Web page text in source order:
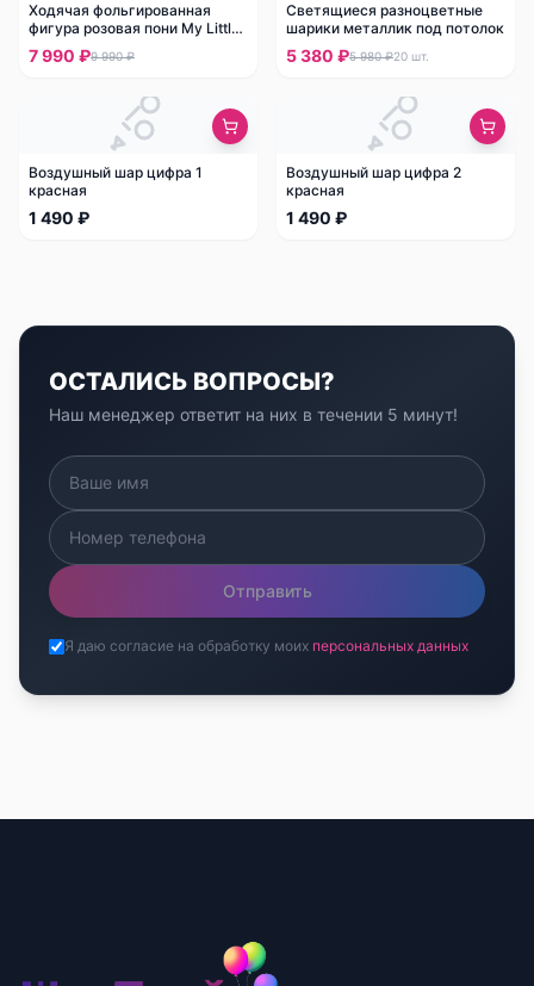
Ходячая фольгированная
фигура розовая пони My Little
Pony
7 990 ₽9 990 ₽
Светящиеся разноцветные
шарики металлик под потолок
5 380 ₽5 980 ₽20 шт.
Воздушный шар цифра 1
красная
1 490 ₽
Воздушный шар цифра 2
красная
1 490 ₽
ОСТАЛИСЬ ВОПРОСЫ?
Наш менеджер ответит на них в течении 5 минут!
Отправить
Я даю согласие на обработку моих персональных данных